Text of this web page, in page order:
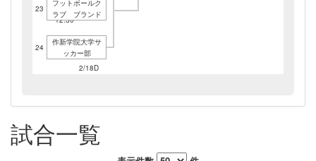
3/04H
2/18D
1/21F
12:30
23
フットボールク
ラブ ブランド
24
作新学院大学サ
ッカー部
試合一覧